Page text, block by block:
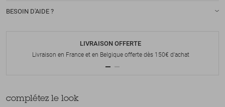
BESOIN D'AIDE ?
LIVRAISON OFFERTE
Livraison en France et en Belgique offerte dès 150€ d'achat
complétez le look